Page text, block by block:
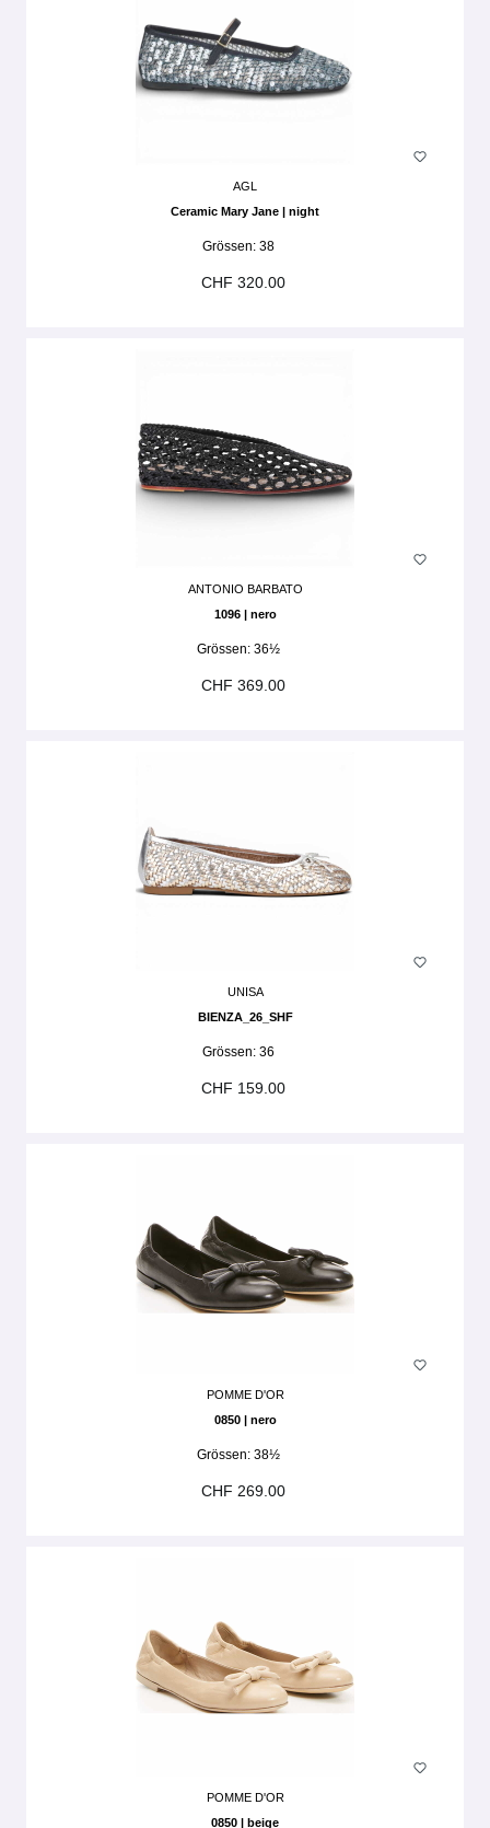
AGL
Ceramic Mary Jane | night
Grössen: 38
CHF 320.00
ANTONIO BARBATO
1096 | nero
Grössen: 36½
CHF 369.00
UNISA
BIENZA_26_SHF
Grössen: 36
CHF 159.00
POMME D'OR
0850 | nero
Grössen: 38½
CHF 269.00
POMME D'OR
0850 | beige